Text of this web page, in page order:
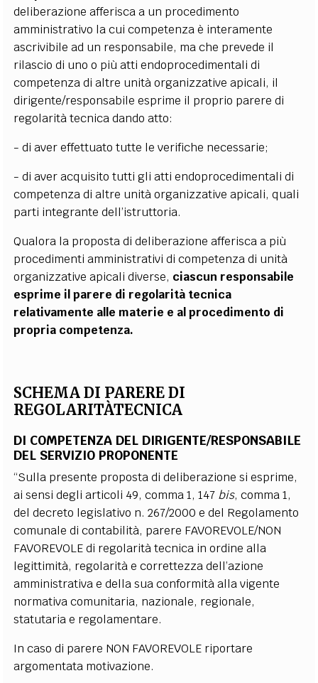
deliberazione afferisca a un procedimento
amministrativo la cui competenza è interamente
ascrivibile ad un responsabile, ma che prevede il
rilascio di uno o più atti endoprocedimentali di
competenza di altre unità organizzative apicali, il
dirigente/responsabile esprime il proprio parere di
regolarità tecnica dando atto:
-di aver effettuato tutte le verifiche necessarie;
-di aver acquisito tutti gli atti endoprocedimentali di
competenza di altre unità organizzative apicali, quali
parti integrante dell’istruttoria.
Qualora la proposta di deliberazione afferisca a più
procedimenti amministrativi di competenza di unità
organizzative apicali diverse, ciascun responsabile
esprime il parere di regolarità tecnica
relativamente alle materie e al procedimento di
propria competenza.
SCHEMA DI PARERE DI
REGOLARITÀTECNICA
DI COMPETENZA DEL DIRIGENTE/RESPONSABILE
DEL SERVIZIO PROPONENTE
“Sulla presente proposta di deliberazione si esprime,
ai sensi degli articoli 49, comma 1, 147 bis, comma 1,
del decreto legislativo n. 267/2000 e del Regolamento
comunale di contabilità, parere FAVOREVOLE/NON
FAVOREVOLE di regolarità tecnica in ordine alla
legittimità, regolarità e correttezza dell’azione
amministrativa e della sua conformità allavigente
normativa comunitaria, nazionale, regionale,
statutaria e regolamentare.
In caso di parere NON FAVOREVOLE riportare
argomentata motivazione.